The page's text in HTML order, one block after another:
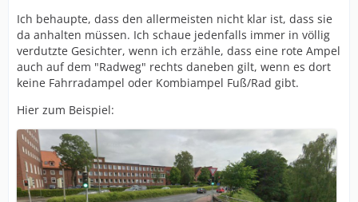
Ich behaupte, dass den allermeisten nicht klar ist, dass sie
da anhalten müssen. Ich schaue jedenfalls immer in völlig
verdutzte Gesichter, wenn ich erzähle, dass eine rote Ampel
auch auf dem "Radweg" rechts daneben gilt, wenn es dort
keine Fahrradampel oder Kombiampel Fuß/Rad gibt.
Hier zum Beispiel: